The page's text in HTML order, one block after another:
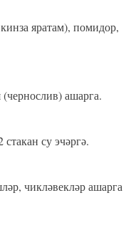
яратам), помидор,
ашарга.
су эчәргә.
чикләвекләр ашарга